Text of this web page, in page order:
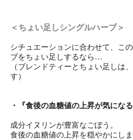
＜ちょい足しシングルハーブ＞
シチュエーションに合わせて、こ
ブをちょい足しするなら…
（ブレンドティーとちょい足しは
す）
・『食後の血糖値の上昇が気にな
成分イヌリンが豊富なごぼう。
食後の血糖値の上昇を穏やかにし